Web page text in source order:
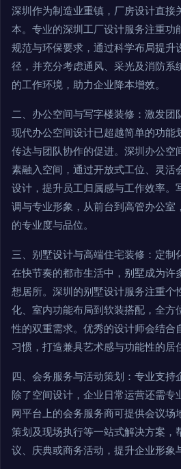
深圳作为制造业重镇，厂房设计直接
本。专业的深圳工厂设计服务注重功
规范与环保要求，通过科学布局提升
径，并充分考虑通风、采光及消防系
的工作环境，助力企业降本增效。
二、办公空间与写字楼装修：激发团
现代办公空间设计已超越简单的功能
传达与团队协作的促进。深圳办公空
素融入空间，通过开放式工位、灵活
设计，提升员工归属感与工作效率。
调与专业形象，从前台到高管办公室
的专业度与品位。
三、别墅设计与高端住宅装修：定制
在快节奏的都市生活中，别墅成为许
想居所。深圳的别墅设计服务注重个
化、室内功能布局到软装搭配，全方
性的双重需求。优秀的设计师会结合
习惯，打造兼具艺术感与功能性的居
四、会务服务与活动策划：专业支持
除了空间设计，企业日常运营还需专
网平台上的会务服务商可提供会议场
策划及现场执行等一站式解决方案，
议、庆典或商务活动，提升企业形象